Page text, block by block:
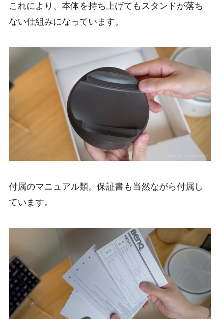
これにより、本体を持ち上げてもスタンドが落ち
ない仕組みになっています。
付属のマニュアル類。保証書も当然ながら付属し
ています。